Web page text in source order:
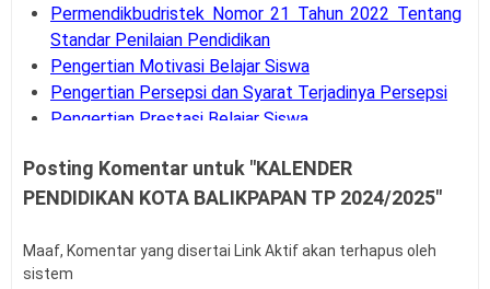
Permendikbudristek Nomor 21 Tahun 2022 Tentang
Standar Penilaian Pendidikan
Pengertian Motivasi Belajar Siswa
Pengertian Persepsi dan Syarat Terjadinya Persepsi
Pengertian Prestasi Belajar Siswa
Bank Soal UM-PTKIN Tahun Akademik 2026/2027
Pengertian dan Komponen Layanan BK
Buku Panduan Pembelajaran dan Asesmen RA, MI,
MTS, MA, MAK
Posting Komentar untuk "KALENDER
PENDIDIKAN KOTA BALIKPAPAN TP 2024/2025"
Maaf, Komentar yang disertai Link Aktif akan terhapus oleh
sistem